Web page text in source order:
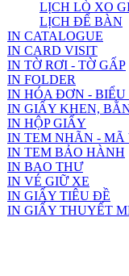
LỊCH LÒ XO
LỊCH ĐỂ BÀN
IN CATALOGUE
IN CARD VISIT
IN TỜ RƠI - TỜ GẤP
IN FOLDER
IN HÓA ĐƠN -
IN GIẤY KHEN,
IN HỘP GIẤY
IN TEM NHÃN - MÃ
IN TEM BẢO HÀNH
IN BAO THƯ
IN VÉ GIỮ XE
IN GIẤY TIÊU ĐỀ
IN GIẤY THUYẾT